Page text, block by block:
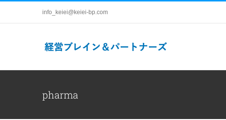
info_keiei@keiei-bp.com
pharma